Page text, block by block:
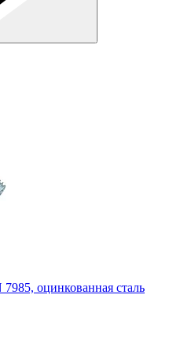
оцинкованная сталь